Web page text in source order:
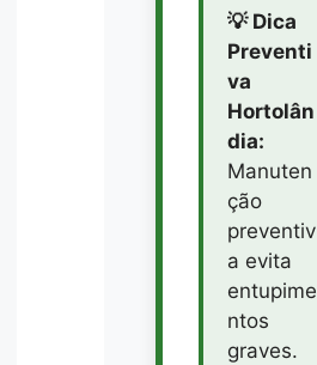
💡 Dica
Preventi
va
Hortolân
dia:
Manuten
ção
preventiv
a evita
entupime
ntos
graves.